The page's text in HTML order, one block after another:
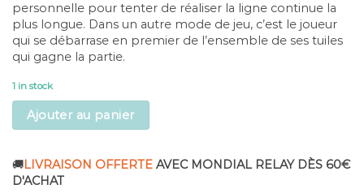
personnelle pour tenter de réaliser la ligne continue la
plus longue. Dans un autre mode de jeu, c’est le joueur
qui se débarrase en premier de l’ensemble de ses tuiles
qui gagne la partie.
1 in stock
Ajouter au panier
🚚LIVRAISON OFFERTE AVEC MONDIAL RELAY DÈS 60€
D'ACHAT